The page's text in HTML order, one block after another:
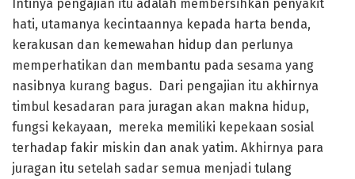
Intinya pengajian itu adalah membersihkan penyakit
hati, utamanya kecintaannya kepada harta benda,
kerakusan dan kemewahan hidup dan perlunya
memperhatikan dan membantu pada sesama yang
nasibnya kurang bagus. Dari pengajian itu akhirnya
timbul kesadaran para juragan akan makna hidup,
fungsi kekayaan, mereka memiliki kepekaan sosial
terhadap fakir miskin dan anak yatim. Akhirnya para
juragan itu setelah sadar semua menjadi tulang